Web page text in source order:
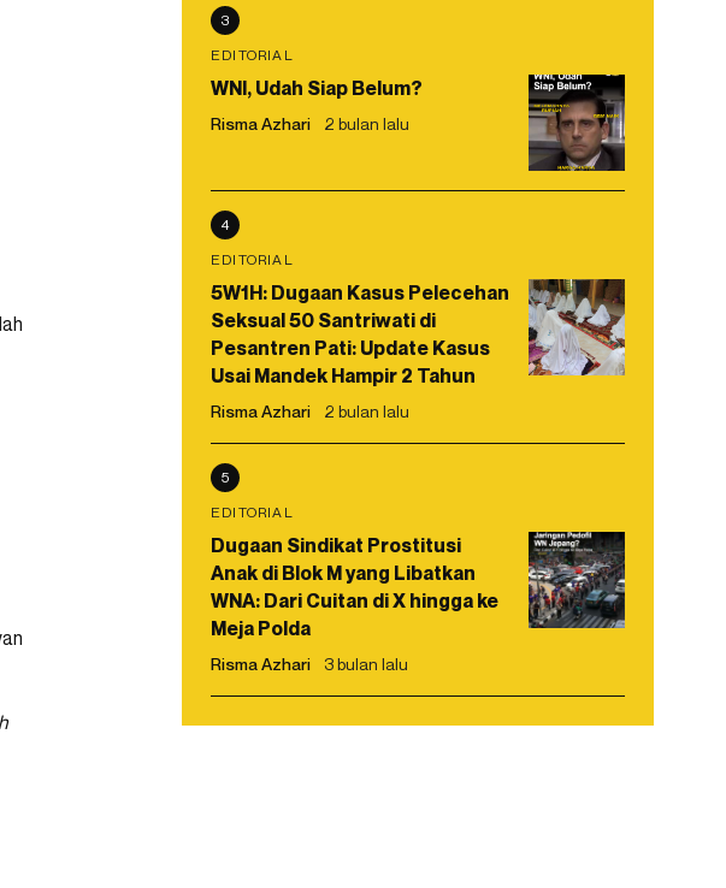
3
EDITORIAL
WNI, Udah Siap Belum?
Risma Azhari 2 bulan lalu
4
EDITORIAL
5W1H: Dugaan Kasus Pelecehan
Seksual 50 Santriwati di
Pesantren Pati: Update Kasus
Usai Mandek Hampir 2 Tahun
Risma Azhari 2 bulan lalu
5
EDITORIAL
Dugaan Sindikat Prostitusi
Anak di Blok M yang Libatkan
WNA: Dari Cuitan di X hingga ke
Meja Polda
Risma Azhari 3 bulan lalu